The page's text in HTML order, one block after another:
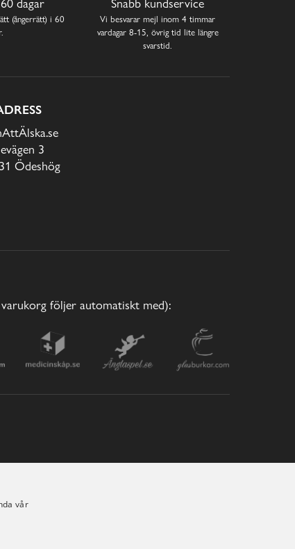
(ångerrätt) i 60
Vi besvarar mejl inom 4 timmar
vardagar 8-15, övrig tid lite längre
svarstid.
3
Ödeshög
följer automatiskt med):
vår